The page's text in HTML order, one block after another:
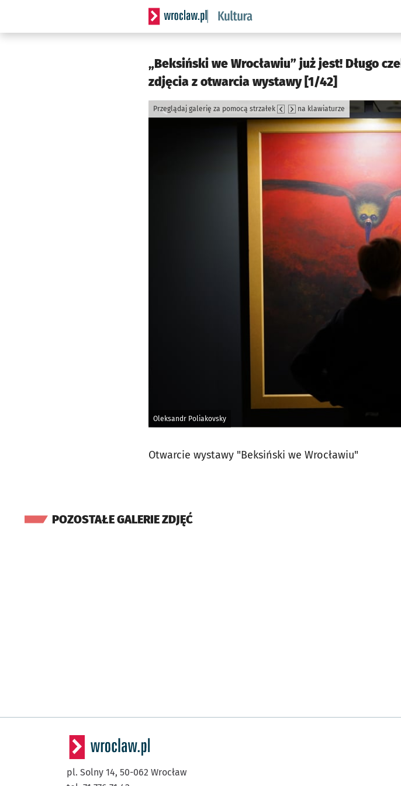
Serwis informacyjny wroclaw.pl podserwis: Kultura
„Beksiński we Wrocławiu” już jest! Długo
zdjęcia z otwarcia wystawy [1/42]
Oleksandr Poliakovsky
Przeglądaj galerię za pomocą strzałek na klawiaturze
Otwarcie wystawy "Beksiński we Wrocławiu"
POZOSTAŁE GALERIE ZDJĘĆ
pl. Solny 14, 50-062 Wrocław